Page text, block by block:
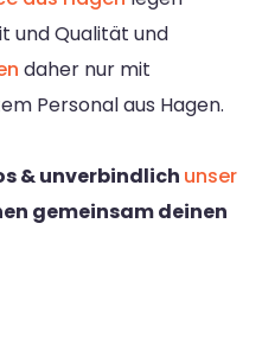
und Qualität und
daher nur mit
Personal aus Hagen.
& unverbindlich unser
gemeinsam deinen